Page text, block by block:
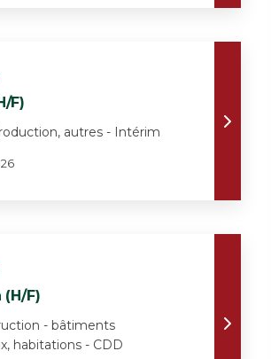
F)
autres - Intérim
F)
- bâtiments
habitations - CDD